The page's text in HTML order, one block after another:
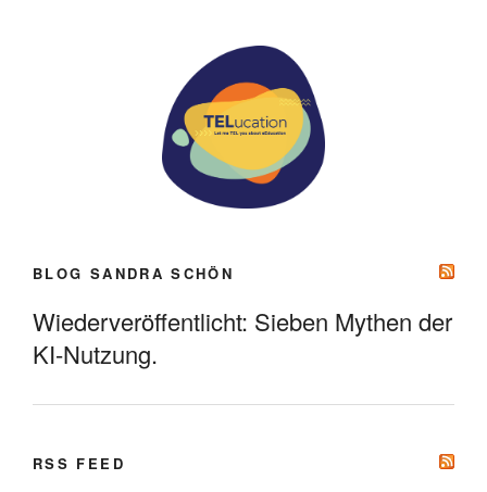
BLOG SANDRA SCHÖN
Wiederveröffentlicht: Sieben Mythen der
KI-Nutzung.
RSS FEED